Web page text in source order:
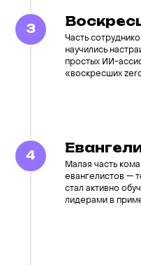
Часть
научились
простых ИИ-
«воскресших
Малая часть
евангелистов —
стал активно
лидерами в